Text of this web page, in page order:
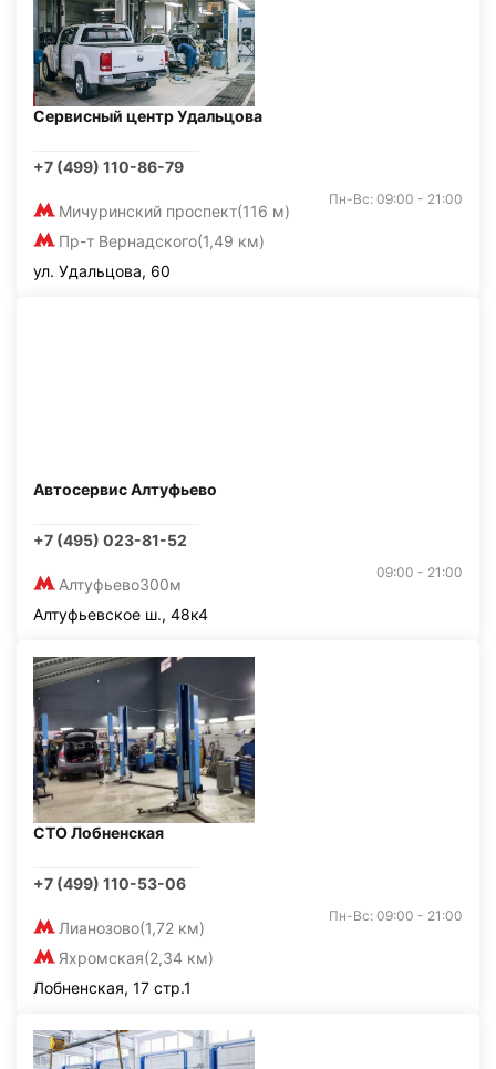
Сервисный центр Удальцова
+7 (499) 110-86-79
Мичуринский проспект(116 м)
Пр-т Вернадского(1,49 км)
Пн-Вс: 09:00 - 21:00
ул. Удальцова, 60
Автосервис Алтуфьево
+7 (495) 023-81-52
Алтуфьево300м
09:00 - 21:00
Алтуфьевское ш., 48к4
СТО Лобненская
+7 (499) 110-53-06
Лианозово(1,72 км)
Яхромская(2,34 км)
Пн-Вс: 09:00 - 21:00
Лобненская, 17 стр.1